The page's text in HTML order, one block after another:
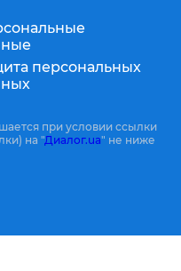
персональных
при условии ссылки
на "Диалог.ua" не ниже